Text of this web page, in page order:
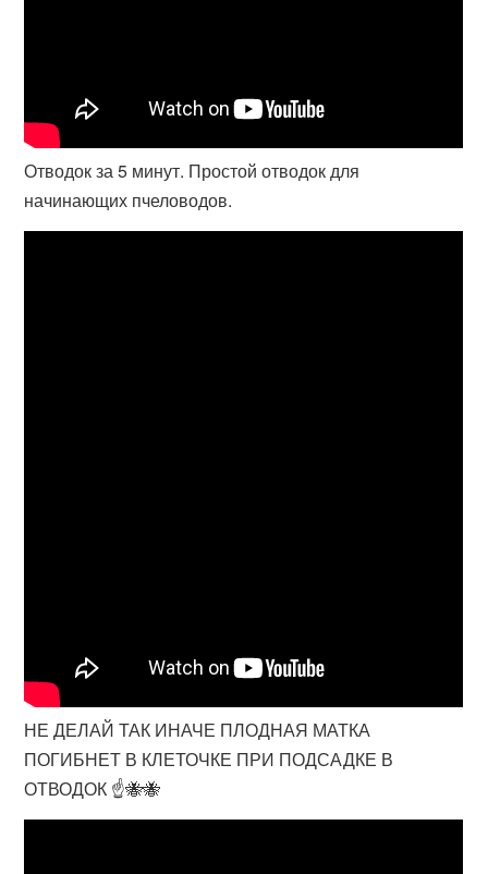
Отводок за 5 минут. Простой отводок для
начинающих пчеловодов.
НЕ ДЕЛАЙ ТАК ИНАЧЕ ПЛОДНАЯ МАТКА
ПОГИБНЕТ В КЛЕТОЧКЕ ПРИ ПОДСАДКЕ В
ОТВОДОК ☝️🐝🐝